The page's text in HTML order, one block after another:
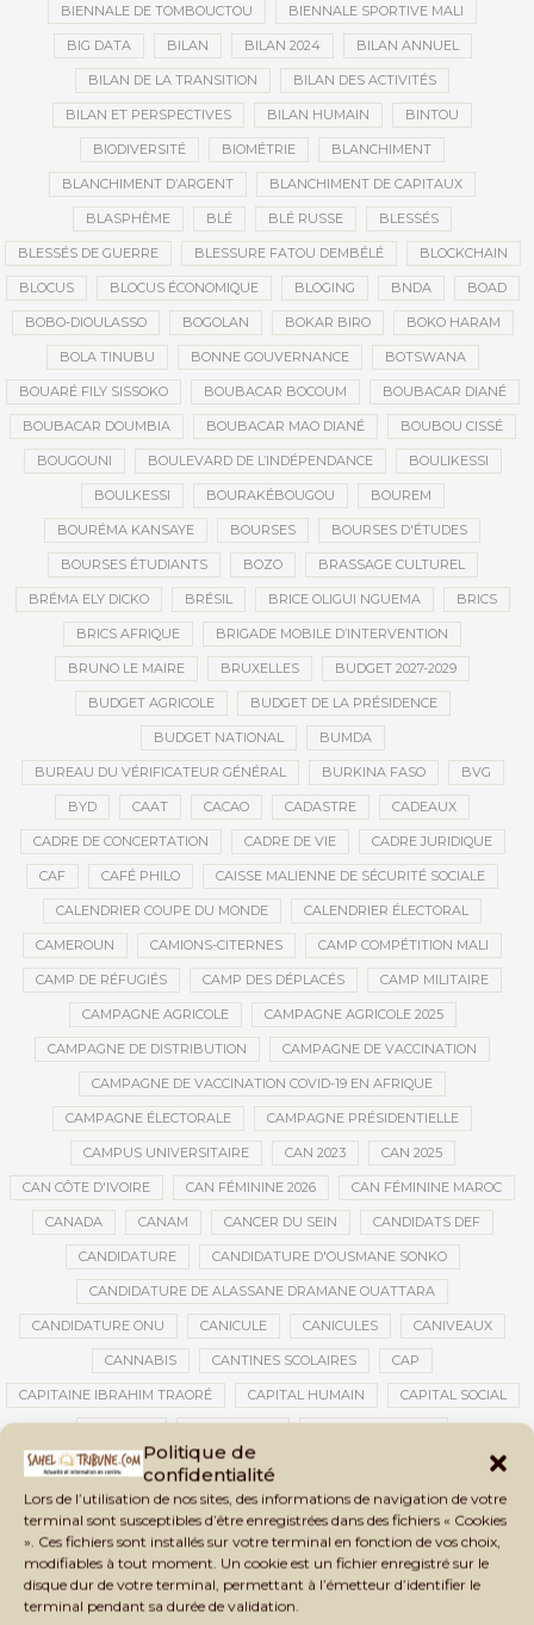
Politique de
confidentialité
Lors de l’utilisation de nos sites, des informations de navigation de votre
terminal sont susceptibles d’être enregistrées dans des fichiers « Cookies
». Ces fichiers sont installés sur votre terminal en fonction de vos choix,
modifiables à tout moment. Un cookie est un fichier enregistré sur le
disque dur de votre terminal, permettant à l’émetteur d’identifier le
terminal pendant sa durée de validation.
BIENNALE DE TOMBOUCTOU BIENNALE SPORTIVE MALI
BIG DATA BILAN BILAN 2024 BILAN ANNUEL
BILAN DE LA TRANSITION BILAN DES ACTIVITÉS
BILAN ET PERSPECTIVES BILAN HUMAIN BINTOU
BIODIVERSITÉ BIOMÉTRIE BLANCHIMENT
BLANCHIMENT D’ARGENT BLANCHIMENT DE CAPITAUX
BLASPHÈME BLÉ BLÉ RUSSE BLESSÉS
BLESSÉS DE GUERRE BLESSURE FATOU DEMBÉLÉ BLOCKCHAIN
BLOCUS BLOCUS ÉCONOMIQUE BLOGING BNDA BOAD
BOBO-DIOULASSO BOGOLAN BOKAR BIRO BOKO HARAM
BOLA TINUBU BONNE GOUVERNANCE BOTSWANA
BOUARÉ FILY SISSOKO BOUBACAR BOCOUM BOUBACAR DIANÉ
BOUBACAR DOUMBIA BOUBACAR MAO DIANÉ BOUBOU CISSÉ
BOUGOUNI BOULEVARD DE L’INDÉPENDANCE BOULIKESSI
BOULKESSI BOURAKÉBOUGOU BOUREM
BOURÉMA KANSAYE BOURSES BOURSES D'ÉTUDES
BOURSES ÉTUDIANTS BOZO BRASSAGE CULTUREL
BRÉMA ELY DICKO BRÉSIL BRICE OLIGUI NGUEMA BRICS
BRICS AFRIQUE BRIGADE MOBILE D’INTERVENTION
BRUNO LE MAIRE BRUXELLES BUDGET 2027-2029
BUDGET AGRICOLE BUDGET DE LA PRÉSIDENCE
BUDGET NATIONAL BUMDA
BUREAU DU VÉRIFICATEUR GÉNÉRAL BURKINA FASO BVG
BYD CAAT CACAO CADASTRE CADEAUX
CADRE DE CONCERTATION CADRE DE VIE CADRE JURIDIQUE
CAF CAFÉ PHILO CAISSE MALIENNE DE SÉCURITÉ SOCIALE
CALENDRIER COUPE DU MONDE CALENDRIER ÉLECTORAL
CAMEROUN CAMIONS-CITERNES CAMP COMPÉTITION MALI
CAMP DE RÉFUGIÉS CAMP DES DÉPLACÉS CAMP MILITAIRE
CAMPAGNE AGRICOLE CAMPAGNE AGRICOLE 2025
CAMPAGNE DE DISTRIBUTION CAMPAGNE DE VACCINATION
CAMPAGNE DE VACCINATION COVID-19 EN AFRIQUE
CAMPAGNE ÉLECTORALE CAMPAGNE PRÉSIDENTIELLE
CAMPUS UNIVERSITAIRE CAN 2023 CAN 2025
CAN CÔTE D'IVOIRE CAN FÉMININE 2026 CAN FÉMININE MAROC
CANADA CANAM CANCER DU SEIN CANDIDATS DEF
CANDIDATURE CANDIDATURE D'OUSMANE SONKO
CANDIDATURE DE ALASSANE DRAMANE OUATTARA
CANDIDATURE ONU CANICULE CANICULES CANIVEAUX
CANNABIS CANTINES SCOLAIRES CAP
CAPITAINE IBRAHIM TRAORÉ CAPITAL HUMAIN CAPITAL SOCIAL
CARTE D’IDENTITÉ BIOMÉTRIQUE CARTE NINA CARTONS ROUGES
CASABLANCA CATASTROPHE CATASTROPHE NATURELLE
CATASTROPHES CLIMATIQUES CATASTROPHES NATURELLES
CAUTION 10 000 DOLLARS CAUTION DE VISA CDAT CECOGEC
CÉDÉAO CEDEAO CEI CÉLÉBRATION NATIONALE